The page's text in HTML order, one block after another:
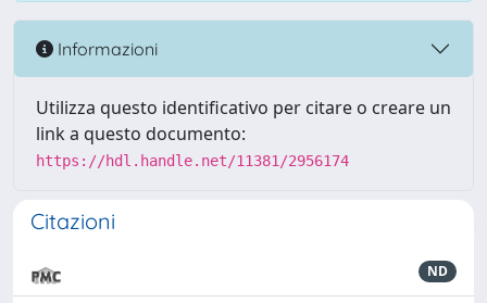
Informazioni
Utilizza questo identificativo per citare o creare un
link a questo documento:
https://hdl.handle.net/11381/2956174
Citazioni
ND